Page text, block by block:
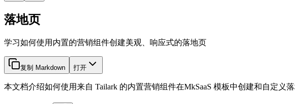
落地页
学习如何使用内置的营销组件创建美观、响应式的落地页
复制 Markdown 打开
本文档介绍如何使用来自 Tailark 的内置营销组件在MkSaaS 模板中创建和自定义落